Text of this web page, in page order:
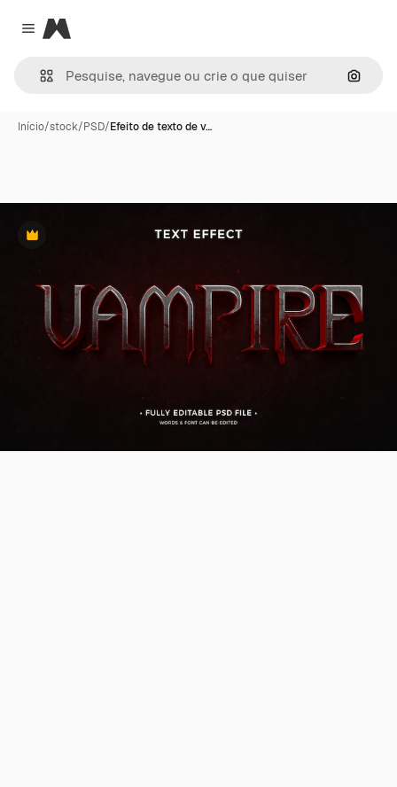
Close menu
Magnific
Início/stock/PSD/Efeito de texto de v…
Premium